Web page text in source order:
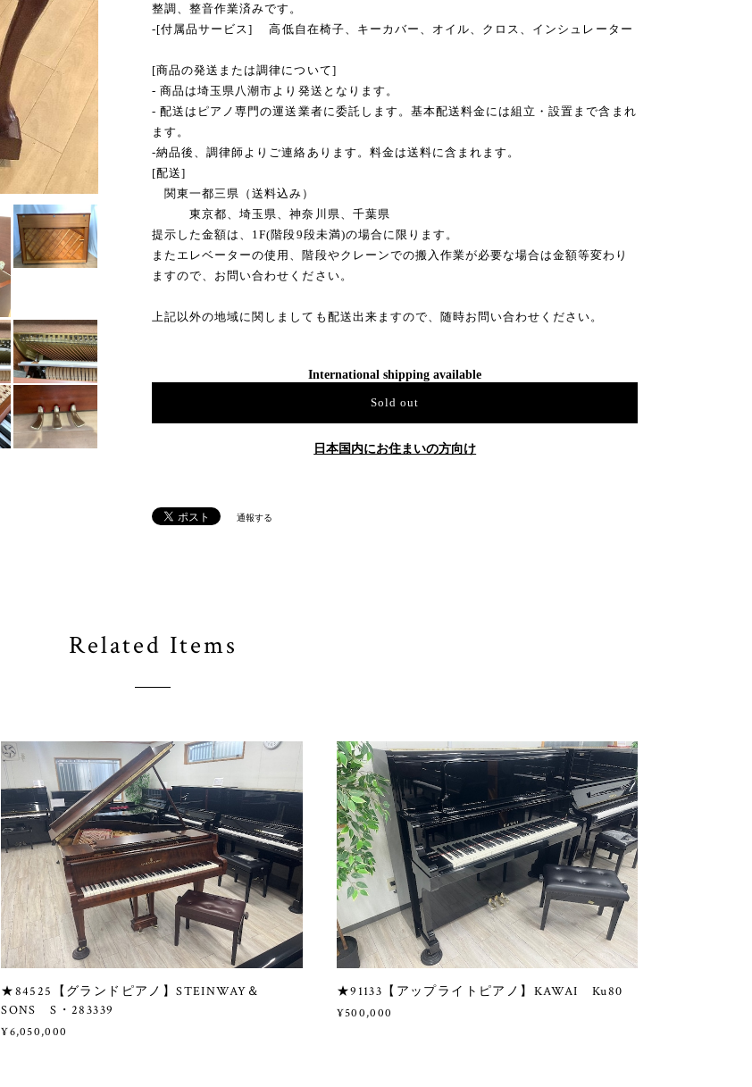
整調、整音作業済みです。
-[付属品サービス] 高低自在椅子、キーカバー、オイル、クロス、インシュレーター
[商品の発送または調律について]
- 商品は埼玉県八潮市より発送となります。
- 配送はピアノ専門の運送業者に委託します。基本配送料金には組立・設置まで含まれ
ます。
-納品後、調律師よりご連絡あります。料金は送料に含まれます。
[配送]
関東一都三県（送料込み）
東京都、埼玉県、神奈川県、千葉県
提示した金額は、1F(階段9段未満)の場合に限ります。
またエレベーターの使用、階段やクレーンでの搬入作業が必要な場合は金額等変わり
ますので、お問い合わせください。
上記以外の地域に関しましても配送出来ますので、随時お問い合わせください。
International shipping available
Sold out
日本国内にお住まいの方向け
通報する
Related Items
★84525【グランドピアノ】STEINWAY＆
SONS S・283339
¥6,050,000
★91133【アップライトピアノ】KAWAI Ku80
¥500,000